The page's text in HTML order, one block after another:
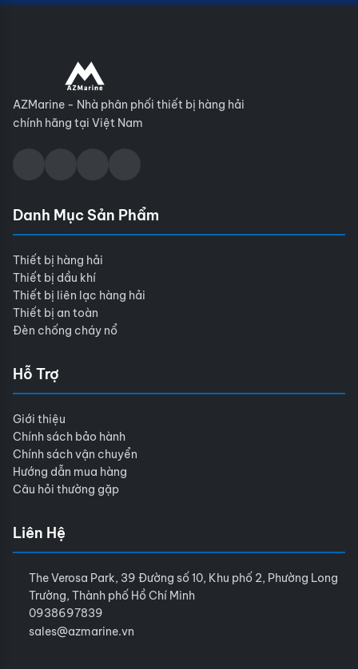
AZMarine - Nhà phân phối thiết bị hàng hải
chính hãng tại Việt Nam
Danh Mục Sản Phẩm
Thiết bị hàng hải
Thiết bị dầu khí
Thiết bị liên lạc hàng hải
Thiết bị an toàn
Đèn chống cháy nổ
Hỗ Trợ
Giới thiệu
Chính sách bảo hành
Chính sách vận chuyển
Hướng dẫn mua hàng
Câu hỏi thường gặp
Liên Hệ
The Verosa Park, 39 Đường số 10, Khu phố 2, Phường Long
Trường, Thành phố Hồ Chí Minh
0938697839
sales@azmarine.vn